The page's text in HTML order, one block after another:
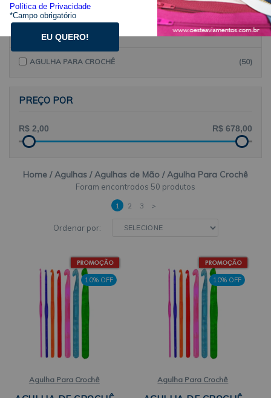
AGULHAS DE MÃO
AGULHA PARA CROCHÊ (50)
PREÇO POR
Home Agulhas Agulhas de Mão Agulha Para Crochê
50 produtos
Ordenar por:
1 2 3 >
10% OFF
Agulha Para Crochê
10% OFF
Agulha Para Crochê
Política de Privacidade
*Campo obrigatório
EU QUERO!